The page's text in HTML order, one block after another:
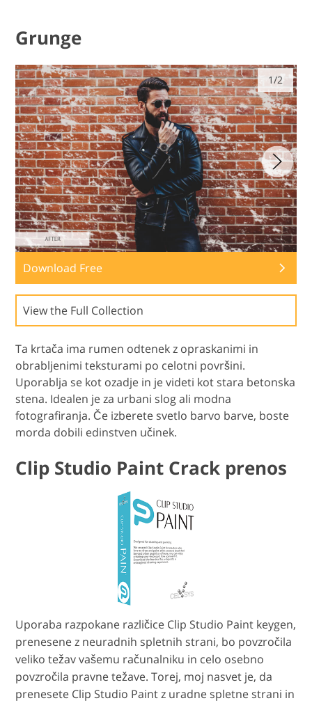
Grunge
1/2
Download Free
View the Full Collection
Ta krtača ima rumen odtenek z opraskanimi in
obrabljenimi teksturami po celotni površini.
Uporablja se kot ozadje in je videti kot stara betonska
stena. Idealen je za urbani slog ali modna
fotografiranja. Če izberete svetlo barvo barve, boste
morda dobili edinstven učinek.
Clip Studio Paint Crack prenos
Uporaba razpokane različice Clip Studio Paint keygen,
prenesene z neuradnih spletnih strani, bo povzročila
veliko težav vašemu računalniku in celo osebno
povzročila pravne težave. Torej, moj nasvet je, da
prenesete Clip Studio Paint z uradne spletne strani in